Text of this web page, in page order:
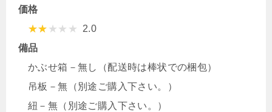
価格
2.0
備品
かぶせ箱－無し（配送時は棒状での梱包）
吊板－無（別途ご購入下さい。）
紐－無（別途ご購入下さい。）